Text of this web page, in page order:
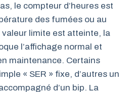
le compteur d’heures est
des fumées ou au
limite est atteinte, la
l’affichage normal et
maintenance. Certains
« SER » fixe, d’autres un
d’un bip. La